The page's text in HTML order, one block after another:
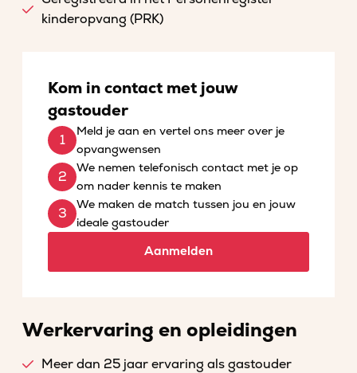
kinderopvang (PRK)
Kom in contact met jouw
gastouder
Meld je aan en vertel ons meer over je
opvangwensen
We nemen telefonisch contact met je op
om nader kennis te maken
We maken de match tussen jou en jouw
ideale gastouder
Aanmelden
Werkervaring en opleidingen
Meer dan 25 jaar ervaring als gastouder